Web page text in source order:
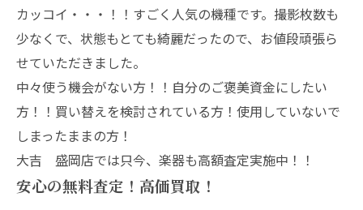
カッコイ・・・！！すごく人気の機種です。撮影枚数も
少なくで、状態もとても綺麗だったので、お値段頑張ら
せていただきました。
中々使う機会がない方！！自分のご褒美資金にしたい
方！！買い替えを検討されている方！使用していないで
しまったままの方！
大吉 盛岡店では只今、楽器も高額査定実施中！！
安心の無料査定！高価買取！